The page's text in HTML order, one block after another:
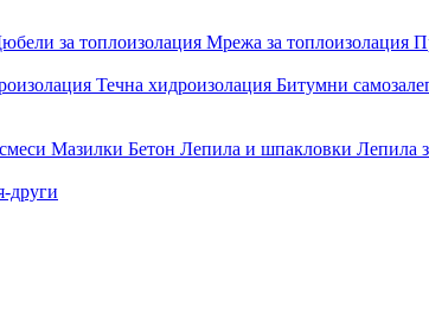
за топлоизолация Мрежа за топлоизолация
Течна хидроизолация Битумни
Мазилки Бетон Лепила и шпакловки Лепила
други